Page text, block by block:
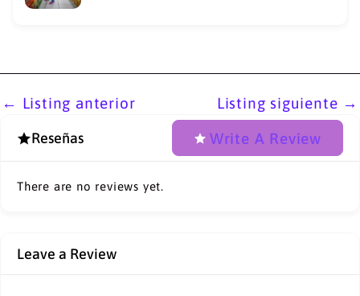
← Listing anterior Listing siguiente →
Reseñas Write A Review
There are no reviews yet.
Leave a Review